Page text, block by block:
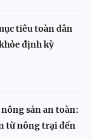
tiêu toàn dân
định kỳ
sản an toàn:
từ nông trại đến